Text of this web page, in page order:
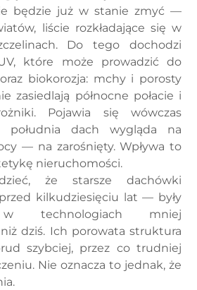
będzie już w stanie zmyć —
liście rozkładające się w
Do tego dochodzi
które może prowadzić do
biokorozja: mchy i porosty
zasiedlają północne połacie i
Pojawia się wówczas
dach wygląda na
— na zarośnięty. Wpływa to
nieruchomości.
że starsze dachówki
kilkudziesięciu lat — były
w technologiach mniej
dziś. Ich porowata struktura
szybciej, przez co trudniej
Nie oznacza to jednak, że